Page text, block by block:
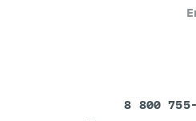
8 800